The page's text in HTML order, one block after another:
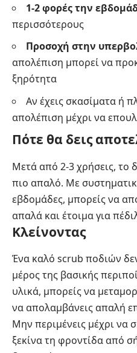
1-2 φορές την
περισσότερους
Προσοχή στην
απολέπιση μπορεί να
ξηρότητα
Αν έχεις σκασίματα ή
απολέπιση μέχρι να
Πότε θα δεις
Μετά από 2-3 χρήσεις, το
πιο απαλό. Με
εβδομάδες, μπορείς να
απαλά και έτοιμα για
Κλείνοντας
Ένα καλό scrub ποδιών
μέρος της βασικής
υλικά, μπορείς να
να απολαμβάνεις απαλή
Μην περιμένεις μέχρι να
ξεκίνα τη φροντίδα από